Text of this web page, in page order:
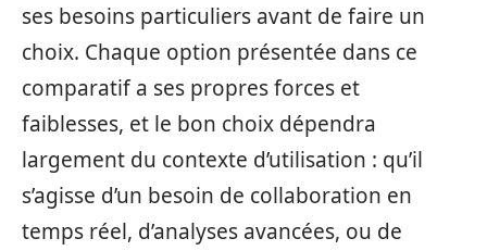
ses besoins particuliers avant de faire un
choix. Chaque option présentée dans ce
comparatif a ses propres forces et
faiblesses, et le bon choix dépendra
largement du contexte d’utilisation : qu’il
s’agisse d’un besoin de collaboration en
temps réel, d’analyses avancées, ou de